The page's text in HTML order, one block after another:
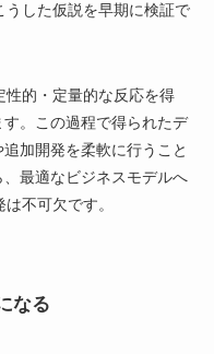
うした仮説を早期に検証で
性的・定量的な反応を得
。この過程で得られたデ
加開発を柔軟に行うこと
最適なビジネスモデルへ
不可欠です。
なる